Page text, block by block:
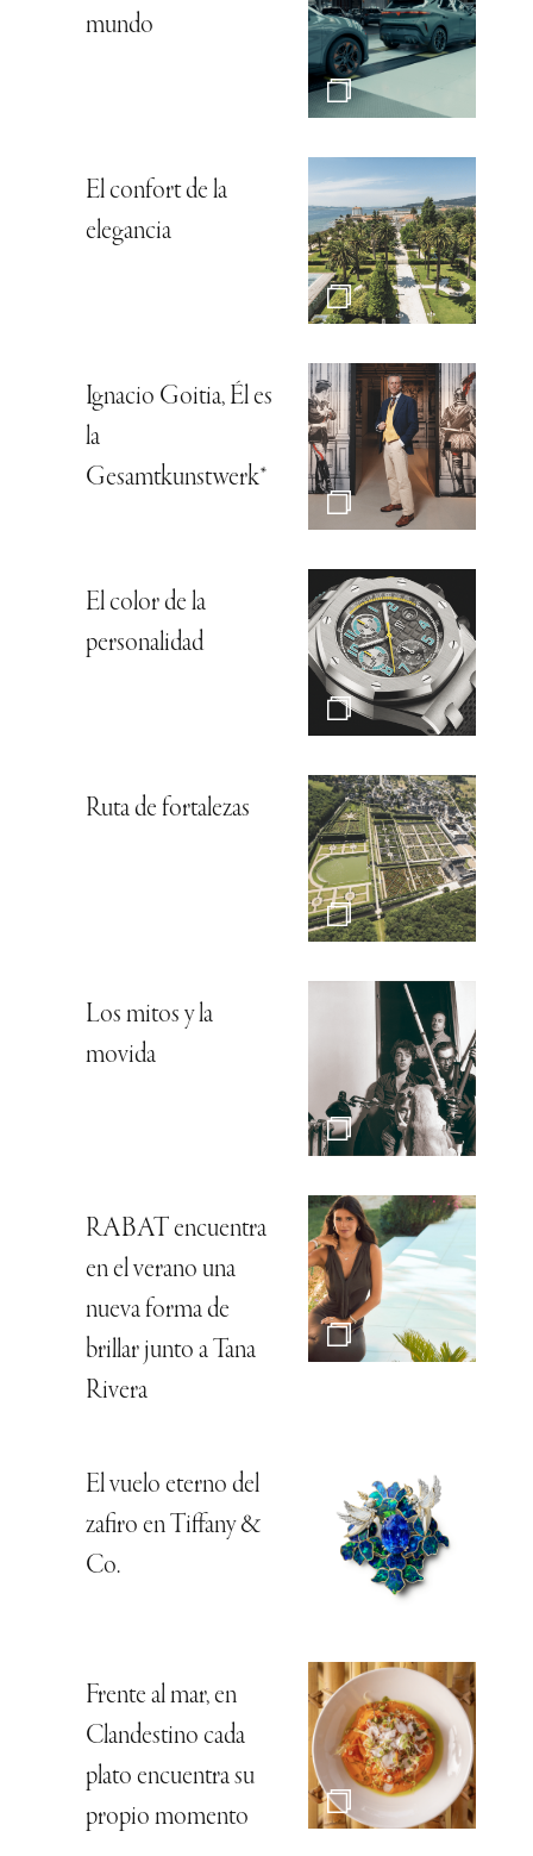
mundo
El confort de la
elegancia
Ignacio Goitia, Él es
la
Gesamtkunstwerk*
El color de la
personalidad
Ruta de fortalezas
Los mitos y la
movida
RABAT encuentra
en el verano una
nueva forma de
brillar junto a Tana
Rivera
El vuelo eterno del
zafiro en Tiffany &
Co.
Frente al mar, en
Clandestino cada
plato encuentra su
propio momento